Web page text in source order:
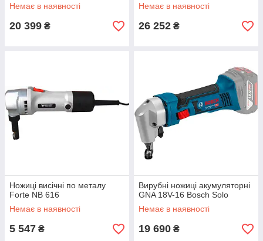
Немає в наявності
20 399 ₴
Немає в наявності
26 252 ₴
Ножиці висічні по металу
Forte NB 616
Немає в наявності
5 547 ₴
Вирубні ножиці акумуляторні
GNA 18V-16 Bosch Solo
Немає в наявності
19 690 ₴